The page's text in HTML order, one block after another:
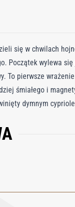
się w chwilach
Początek wylewa
To pierwsze
śmiałego i
dymnym
w coś lepkiego i
ślad, który jest dziki,